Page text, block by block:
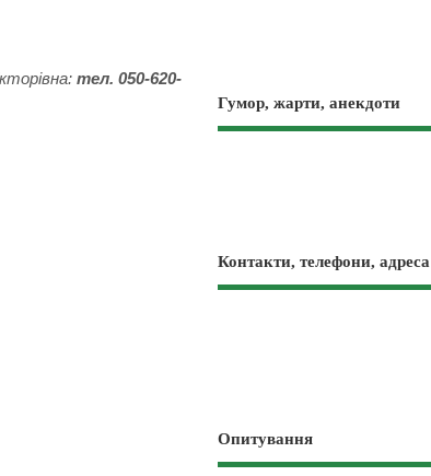
тел. 050-620-
Гумор, жарти, анекдоти
Контакти, телефони, адреса
Опитування